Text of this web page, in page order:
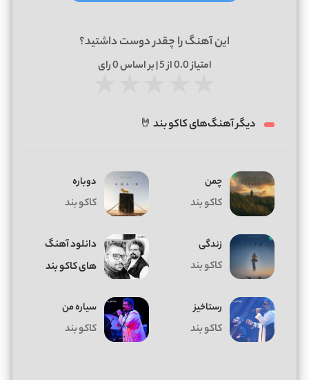
این آهنگ را چقدر دوست داشتید؟
امتیاز0.0از 5 | بر اساس 0رای
دیگر آهنگ‌های کاکو بند 🤘
چمن
کاکو بند
دوباره
کاکو بند
زندگی
کاکو بند
دانلود آهنگ
های کاکو بند
رستاخیز
کاکو بند
سیاره من
کاکو بند